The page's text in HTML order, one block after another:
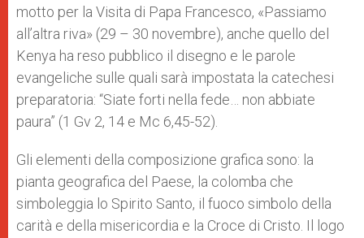
motto per la Visita di Papa Francesco, «Passiamo
all’altra riva» (29 – 30 novembre), anche quello del
Kenya ha reso pubblico il disegno e le parole
evangeliche sulle quali sarà impostata la catechesi
preparatoria: “Siate forti nella fede… non abbiate
paura” (1 Gv 2, 14 e Mc 6,45-52).
Gli elementi della composizione grafica sono: la
pianta geografica del Paese, la colomba che
simboleggia lo Spirito Santo, il fuoco simbolo della
carità e della misericordia e la Croce di Cristo. Il logo